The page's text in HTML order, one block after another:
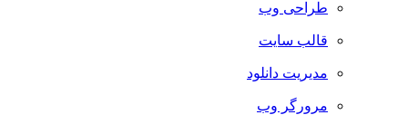
طراحی وب
قالب سایت
مدیریت دانلود
مرورگر وب